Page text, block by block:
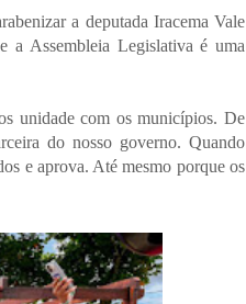
a deputada Iracema Vale
a Assembleia Legislativa é uma
unidade com os municípios. De
do nosso governo. Quando
e aprova. Até mesmo porque os